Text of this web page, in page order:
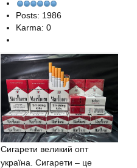
Posts: 1986
Karma: 0
Сигарети великий опт
україна. Сигарети – це